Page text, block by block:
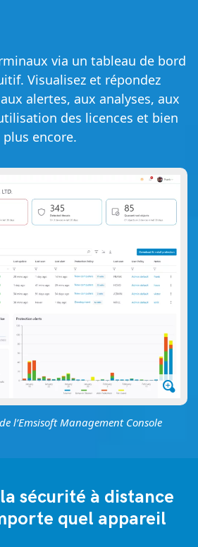
via un tableau de bord
Visualisez et répondez
alertes, aux analyses, aux
des licences et bien
plus encore.
l’Emsisoft Management Console
sécurité à distance
quel appareil